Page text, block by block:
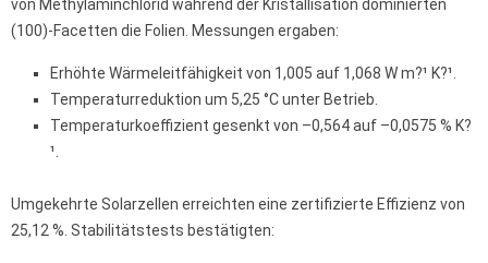
von Methylaminchlorid während der Kristallisation dominierten
(100)-Facetten die Folien. Messungen ergaben:
Erhöhte Wärmeleitfähigkeit von 1,005 auf 1,068 W m?¹ K?¹.
Temperaturreduktion um 5,25 °C unter Betrieb.
Temperaturkoeffizient gesenkt von –0,564 auf –0,0575 % K?
¹.
Umgekehrte Solarzellen erreichten eine zertifizierte Effizienz von
25,12 %. Stabilitätstests bestätigten: